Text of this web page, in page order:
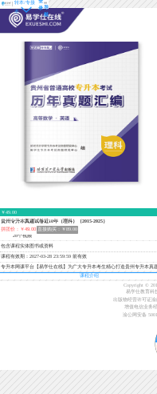
转本/专接
本
登
录导
航
￥49.00
离结束还有3天20小时55分钟27秒
贵州专升本真题试卷近10年（理科）（2015-2025）
拼团价：￥49.00
直接购买：￥89.00
28个视频
包含课程实体图书或资料
课程有效期：2027-03-28 23:59:59 前有效
专升本网课平台【易学仕在线】为广大专升本考生精心打造贵州专升本真
课程介绍
Copyright ©
易学仕教育科
出版物经营许可证渝
增值电信业务
渝公网安备